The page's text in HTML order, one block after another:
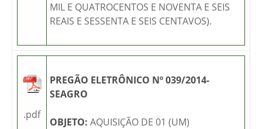
MIL E QUATROCENTOS E NOVENTA E SEIS
REAIS E SESSENTA E SEIS CENTAVOS).
.pdf
PREGÃO ELETRÔNICO Nº 039/2014-
SEAGRO
OBJETO: AQUISIÇÃO DE 01 (UM)